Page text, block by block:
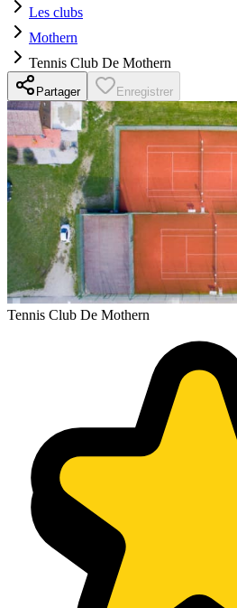
Les clubs
Mothern
Tennis Club De Mothern
Partager Enregistrer
Tennis Club De Mothern